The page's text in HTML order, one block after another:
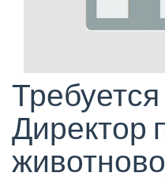
Директор